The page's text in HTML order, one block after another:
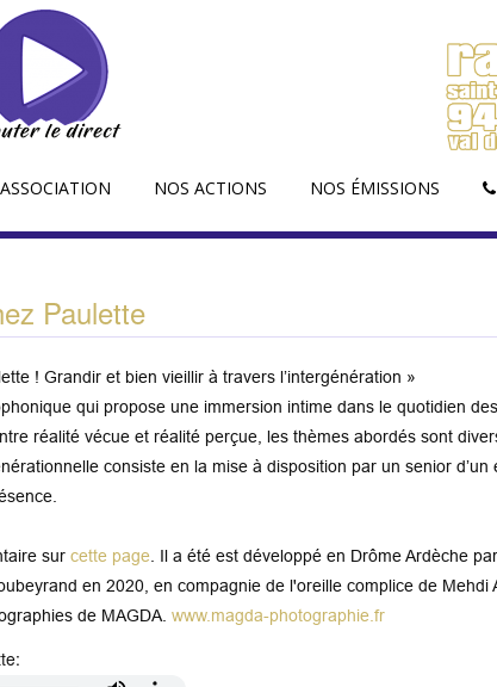
NOS ACTIONS NOS ÉMISSIONS
Paulette
! Grandir et bien vieillir à travers l’intergénération »
qui propose une immersion intime dans le quotidien
réalité vécue et réalité perçue, les thèmes abordés sont
consiste en la mise à disposition par un senior
sur cette page . Il a été est développé en Drôme Ardèche
en 2020, en compagnie de l'oreille complice de
de MAGDA. www.magda-photographie.fr